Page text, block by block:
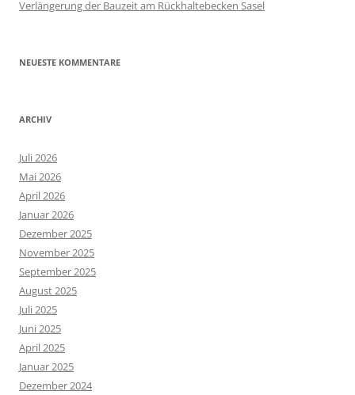
Verlängerung der Bauzeit am Rückhaltebecken Sasel
NEUESTE KOMMENTARE
ARCHIV
Juli 2026
Mai 2026
April 2026
Januar 2026
Dezember 2025
November 2025
September 2025
August 2025
Juli 2025
Juni 2025
April 2025
Januar 2025
Dezember 2024